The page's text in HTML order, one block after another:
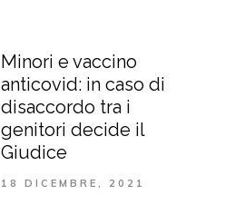
Minori e vaccino
anticovid: in caso di
disaccordo tra i
genitori decide il
Giudice
18 DICEMBRE, 2021